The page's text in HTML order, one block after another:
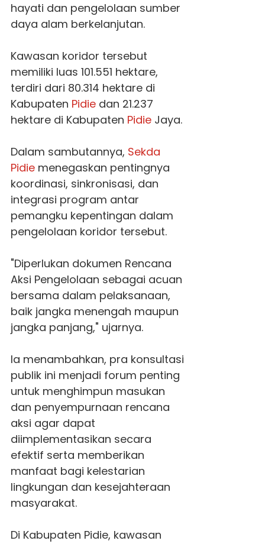
hayati dan pengelolaan sumber
daya alam berkelanjutan.
Kawasan koridor tersebut
memiliki luas 101.551 hektare,
terdiri dari 80.314 hektare di
Kabupaten Pidiedan 21.237
hektare di Kabupaten PidieJaya.
Dalam sambutannya, Sekda
Pidiemenegaskan pentingnya
koordinasi, sinkronisasi, dan
integrasi program antar
pemangku kepentingan dalam
pengelolaan koridor tersebut.
"Diperlukan dokumen Rencana
Aksi Pengelolaan sebagai acuan
bersama dalam pelaksanaan,
baik jangka menengah maupun
jangka panjang," ujarnya.
Ia menambahkan, pra konsultasi
publik ini menjadi forum penting
untuk menghimpun masukan
dan penyempurnaan rencana
aksi agar dapat
diimplementasikan secara
efektif serta memberikan
manfaat bagi kelestarian
lingkungan dan kesejahteraan
masyarakat.
Di Kabupaten Pidie, kawasan